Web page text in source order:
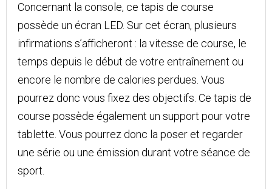
Concernant la console, ce tapis de course
possède un écran LED. Sur cet écran, plusieurs
infirmations s’afficheront : la vitesse de course, le
temps depuis le début de votre entraînement ou
encore le nombre de calories perdues. Vous
pourrez donc vous fixez des objectifs. Ce tapis de
course possède également un support pour votre
tablette. Vous pourrez donc la poser et regarder
une série ou une émission durant votre séance de
sport.